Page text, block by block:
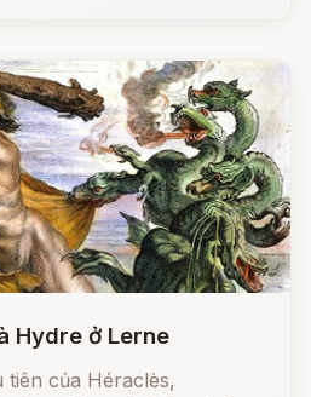
Hydre ở Lerne
tiên của Héraclès,